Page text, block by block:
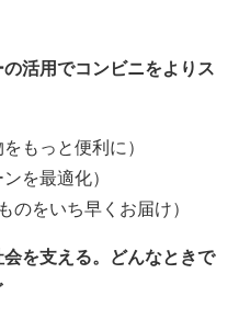
活用でコンビニをよりス
もっと便利に）
を最適化）
のをいち早くお届け）
を支える。どんなときで